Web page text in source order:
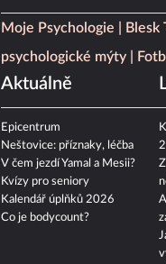
Moje Psychologie Blesk
psychologické mýty
Aktuálně
Epicentrum
Neštovice: příznaky, léčba
V čem jezdí Yamal a Mesii?
Kvízy pro seniory
Kalendář úplňků 2026
Co je bodycount?